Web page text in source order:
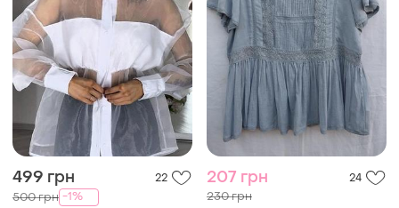
499 грн 22
500 грн -1%
207 грн 24
230 грн